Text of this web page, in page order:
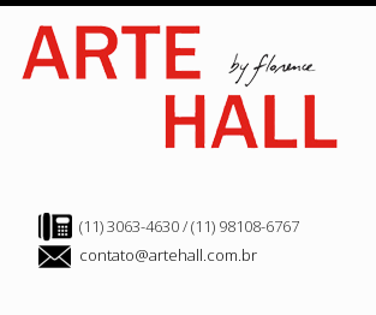
(11) 3063-4630 / (11) 98108-6767
contato@artehall.com.br